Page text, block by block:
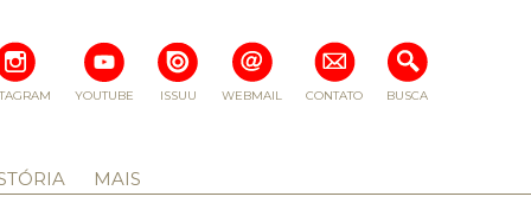
BUSCA
CONTATO
WEBMAIL
ISSUU
YOUTUBE
MAIS